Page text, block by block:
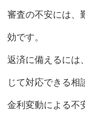
審査の不安には、
効です。
返済に備えるには
じて対応できる相
金利変動による不